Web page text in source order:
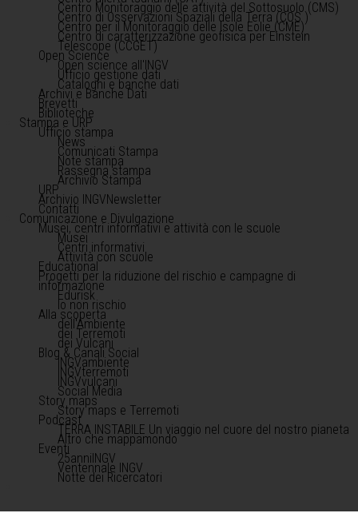
Centro Monitoraggio delle attività del Sottosuolo (CMS)
Centro di Osservazioni Spaziali della Terra (COS )
Centro per il Monitoraggio delle Isole Eolie (CME)
Centro di caratterizzazione geofisica per Einstein
Telescope (CCGET)
Open Science
Open science all'INGV
Ufficio gestione dati
Cataloghi e banche dati
Archivi e Banche Dati
Brevetti
Biblioteche
Stampa e URP
Ufficio stampa
News
Comunicati Stampa
Note stampa
Rassegna stampa
Archivio Stampa
URP
Archivio INGVNewsletter
Contatti
Comunicazione e Divulgazione
Musei, centri informativi e attività con le scuole
Musei
Centri informativi
Attività con scuole
Educational
Progetti per la riduzione del rischio e campagne di
informazione
Edurisk
Io non rischio
Alla scoperta
dell'Ambiente
dei Terremoti
dei Vulcani
Blog & Canali Social
INGVambiente
INGVterremoti
INGVvulcani
Social Media
Story maps
Story maps e Terremoti
Podcast
TERRA INSTABILE Un viaggio nel cuore del nostro pianeta
Altro che mappamondo
Eventi
25anniINGV
Ventennale INGV
Notte dei Ricercatori